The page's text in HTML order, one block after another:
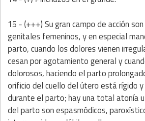
15 - (+++) Su gran campo de acción
genitales femeninos, y en especial
parto, cuando los dolores vienen
cesan por agotamiento general y
dolorosos, haciendo el parto
orificio del cuello del útero está rígido
durante el parto; hay una total atonía
del parto son espasmódicos,